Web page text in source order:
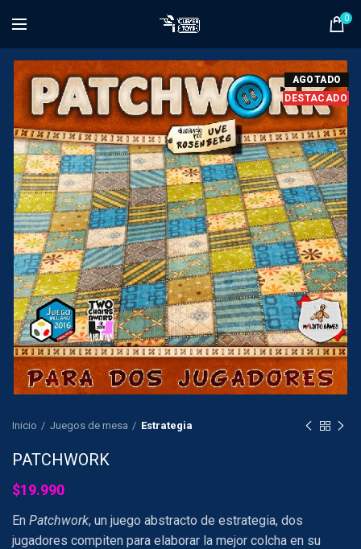
0
AGOTADO
DESTACADO
Inicio Juegos de mesa Estrategia
PATCHWORK
$19.990
En Patchwork, un juego abstracto de estrategia, dos
jugadores compiten para elaborar la mejor colcha en su